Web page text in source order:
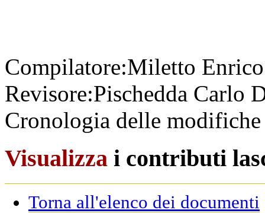
Compilatore:Miletto
Revisore:Pischedda Carlo
Cronologia delle
Visualizza i contributi
Torna all'elenco dei documenti